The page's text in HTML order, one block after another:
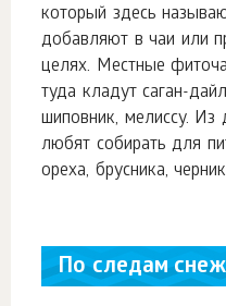
который здесь
добавляют в чаи или
целях. Местные
туда кладут саган-
шиповник, мелиссу. Из
любят собирать для
ореха, брусника,
По следам